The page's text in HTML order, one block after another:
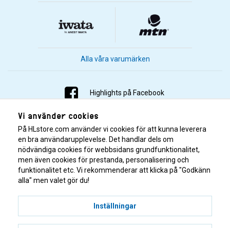
Alla våra varumärken
Highlights på Facebook
Highlights på Instagram
Highlights på Youtube
Highlights på Tiktok
Vi använder cookies
På HLstore.com använder vi cookies för att kunna leverera
en bra användarupplevelse. Det handlar dels om
nödvändiga cookies för webbsidans grundfunktionalitet,
men även cookies för prestanda, personalisering och
funktionalitet etc. Vi rekommenderar att klicka på "Godkänn
alla" men valet gör du!
Inställningar